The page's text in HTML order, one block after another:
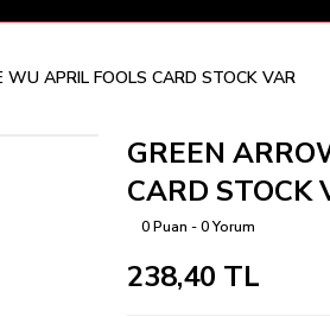
APRIL FOOLS CARD STOCK VAR
GREEN
CARD STOCK
0 Puan - 0 Yorum
238,40 TL